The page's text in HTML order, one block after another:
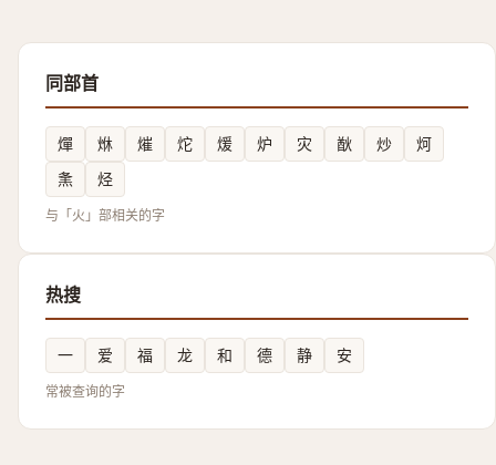
同部首
燀 烌 熣 炨 煖 炉 灾 㷕 炒
炣
㶻
烃
与「火」部相关的字
热搜
一 爱 福 龙 和 德 静 安
常被查询的字